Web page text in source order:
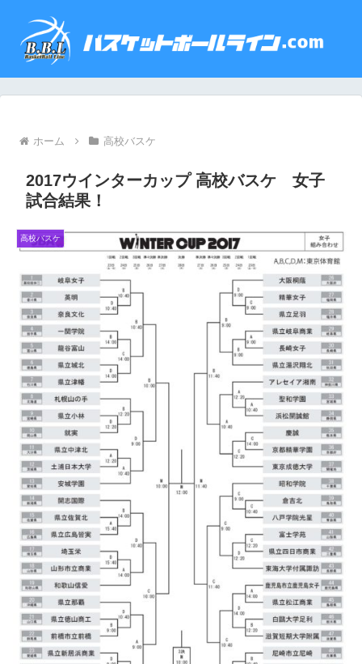
ホーム 高校バスケ
2017ウインターカップ 高校バスケ 女子
試合結果！
高校バスケ